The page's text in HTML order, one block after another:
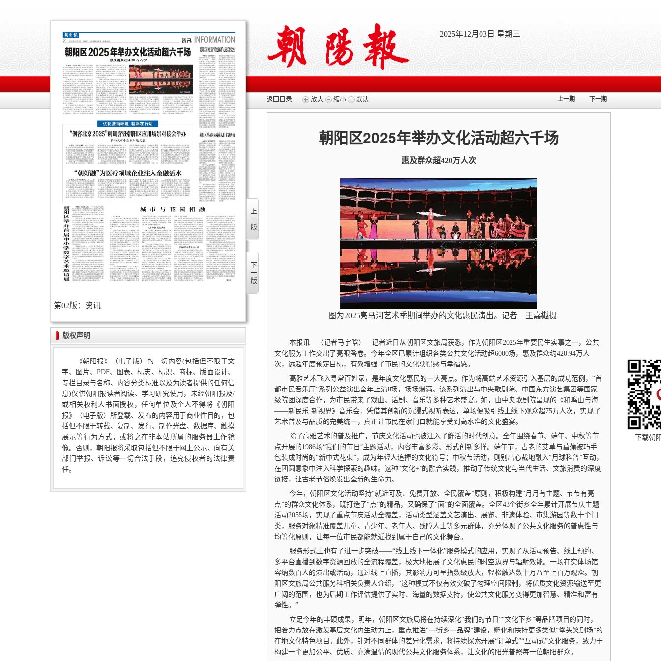
下载朝
上一版
下一版
第02版：资讯
版权声明
《朝阳报》（电子版）的一切内容(包括但不限于文
字、图片、PDF、图表、标志、标识、商标、版面设计、
专栏目录与名称、内容分类标准以及为读者提供的任何信
息)仅供朝阳报读者阅读、学习研究使用，未经朝阳报及/
或相关权利人书面授权，任何单位及个人不得将《朝阳
报》（电子版）所登载、发布的内容用于商业性目的，包
括但不限于转载、复制、发行、制作光盘、数据库、触摸
展示等行为方式，或将之在非本站所属的服务器上作镜
像。否则，朝阳报将采取包括但不限于网上公示、向有关
部门举报、诉讼等一切合法手段，追究侵权者的法律责
任。
2025年12月03日 星期三
返回目录 放大 缩小 默认 上一期 下一期
朝阳区2025年举办文化活动超六千场
惠及群众超420万人次
图为2025亮马河艺术季期间举办的文化惠民演出。记者 王嘉樾摄
本报讯 （记者马宇晗） 记者近日从朝阳区文旅局获悉，作为朝阳区2025年重要民生实事之一，公共
文化服务工作交出了亮眼答卷。今年全区已累计组织各类公共文化活动超6000场，惠及群众约420.94万人
次，远超年度预定目标，有效增强了市民的文化获得感与幸福感。
高雅艺术飞入寻常百姓家，是年度文化惠民的一大亮点。作为将高端艺术资源引入基层的成功范例，“首
都市民音乐厅”系列公益演出全年上演8场，场场爆满。该系列演出与中央歌剧院、中国东方演艺集团等国家
级院团深度合作，为市民带来了戏曲、话剧、音乐等多种艺术盛宴。如，由中央歌剧院呈现的《和鸣山与海
——新民乐·新视界》音乐会，凭借其创新的沉浸式视听表达，单场便吸引线上线下观众超75万人次，实现了
艺术普及与品质的完美统一，真正让市民在家门口就能享受到高水准的文化盛宴。
除了高雅艺术的普及推广，节庆文化活动也被注入了鲜活的时代创意。全年围绕春节、端午、中秋等节
点开展的1986场“我们的节日”主题活动，内容丰富多彩、形式创新多样。端午节，古老的艾草与菖蒲被巧手
包装成时尚的“新中式花束”，成为年轻人追捧的文化符号；中秋节活动，则别出心裁地融入“月球科普”互动，
在团圆意象中注入科学探索的趣味。这种“文化+”的融合实践，推动了传统文化与当代生活、文旅消费的深度
链接，让古老节俗焕发出全新的生命力。
今年，朝阳区文化活动坚持“就近可及、免费开放、全民覆盖”原则，积极构建“月月有主题、节节有亮
点”的群众文化体系，既打造了“点”的精品，又确保了“面”的全面覆盖。全区43个街乡全年累计开展节庆主题
活动2055场，实现了重点节庆活动全覆盖，活动类型涵盖文艺演出、展览、非遗体验、市集游园等数十个门
类，服务对象精准覆盖儿童、青少年、老年人、残障人士等多元群体，充分体现了公共文化服务的普惠性与
均等化原则，让每一位市民都能就近找到属于自己的文化舞台。
服务形式上也有了进一步突破——“线上线下一体化”服务模式的应用，实现了从活动预告、线上预约、
多平台直播到数字资源回放的全流程覆盖，极大地拓展了文化惠民的时空边界与辐射效能。一场在实体场馆
容纳数百人的演出或活动，通过线上直播，其影响力可呈指数级放大，轻松触达数十万乃至上百万观众。朝
阳区文旅局公共服务科相关负责人介绍，“这种模式不仅有效突破了物理空间限制，将优质文化资源输送至更
广阔的范围，也为后期工作评估提供了实时、海量的数据支持，使公共文化服务变得更加智慧、精准和富有
弹性。”
立足今年的丰硕成果，明年，朝阳区文旅局将在持续深化“我们的节日”“文化下乡”等品牌项目的同时，
把着力点放在激发基层文化内生动力上，重点推进“一街乡一品牌”建设，孵化和扶持更多类似“垡头笑剧场”的
在地文化特色项目。此外，针对不同群体的差异化需求，将持续探索开展“订单式”“互动式”文化服务，致力于
构建一个更加公平、优质、充满温情的现代公共文化服务体系，让文化的阳光普照每一位朝阳群众。